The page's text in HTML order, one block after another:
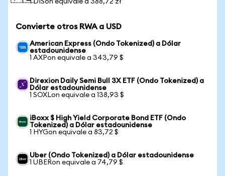
1 DISon equivale a 388,72 zł
Convierte otros RWA a USD
American Express (Ondo Tokenized) a Dólar
estadounidense
1 AXPon equivale a 343,79 $
Direxion Daily Semi Bull 3X ETF (Ondo Tokenized) a
Dólar estadounidense
1 SOXLon equivale a 138,93 $
iBoxx $ High Yield Corporate Bond ETF (Ondo
Tokenized) a Dólar estadounidense
1 HYGon equivale a 83,72 $
Uber (Ondo Tokenized) a Dólar estadounidense
1 UBERon equivale a 74,79 $